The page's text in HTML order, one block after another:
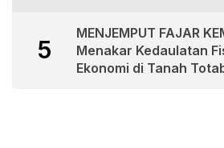
5
MENJEMPUT FAJAR
Menakar Kedaulatan
Ekonomi di Tanah